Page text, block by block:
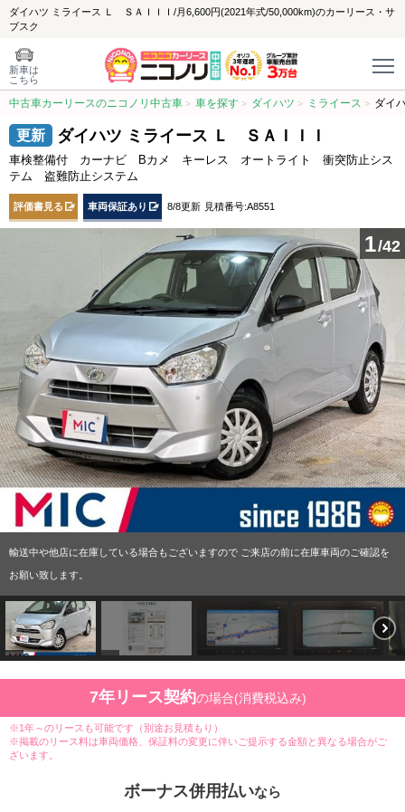
ダイハツ ミライース Ｌ ＳＡＩＩＩ/月6,600円(2021年式/50,000km)のカーリース・サ
ブスク
新車は
こちら
中古車カーリースのニコノリ中古車 車を探す ダイハツ ミライース ダイ
ダイハツ ミライース Ｌ ＳＡＩＩＩ
車検整備付 カーナビ Bカメ キーレス オートライト 衝突防止シス
テム 盗難防止システム
評価書見る 車両保証あり 8/8更新 見積番号:A8551
1/42
輸送中や他店に在庫している場合もございますので ご来店の前に在庫車両のご確認を
お願い致します。
7年リース契約の場合(消費税込み)
※1年～のリースも可能です（別途お見積もり）
※掲載のリース料は車両価格、保証料の変更に伴いご提示する金額と異なる場合がご
ざいます。
ボーナス併用払いなら